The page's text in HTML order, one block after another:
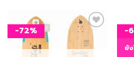
-72%
เพิ่ม
-
ยั